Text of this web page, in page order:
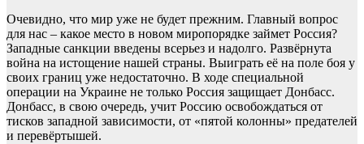
Очевидно, что мир уже не будет прежним. Главный вопрос
для нас – какое место в новом миропорядке займет Россия?
Западные санкции введены всерьез и надолго. Развёрнута
война на истощение нашей страны. Выиграть её на поле боя у
своих границ уже недостаточно. В ходе специальной
операции на Украине не только Россия защищает Донбасс.
Донбасс, в свою очередь, учит Россию освобождаться от
тисков западной зависимости, от «пятой колонны» предателей
и перевёртышей.